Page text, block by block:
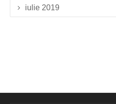
iulie 2019